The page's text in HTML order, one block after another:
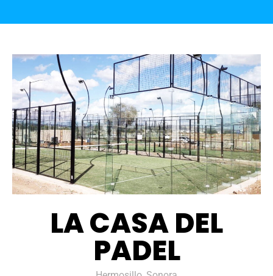
LA CASA DEL
PADEL